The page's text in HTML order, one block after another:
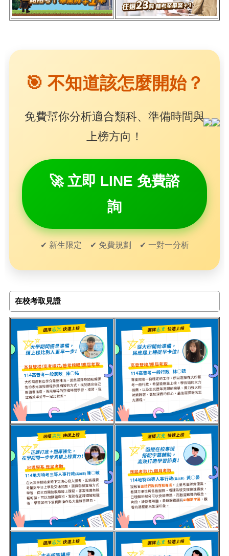
🎯 不知道該怎麼開始？
免費幫你分析適合類科、準備時間與
上榜方向！
🚀 立即 LINE 免費諮
詢
✔ 新生限定 ✔ 免費規劃 ✔ 一對一分析
在校考取見證